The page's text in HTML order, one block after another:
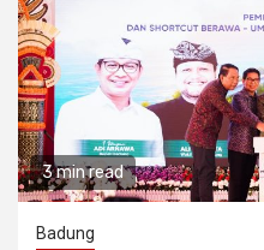
3 min read
Badung